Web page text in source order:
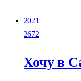
2021
2672
Хочу в